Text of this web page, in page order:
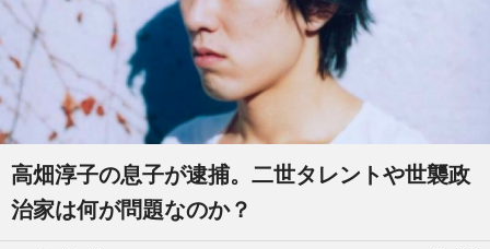
高畑淳子の息子が逮捕。二世タレントや世襲政
治家は何が問題なのか？